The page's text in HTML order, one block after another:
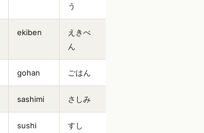
う
ekiben
えきべ
ん
gohan ごはん
sashimi さしみ
sushi すし